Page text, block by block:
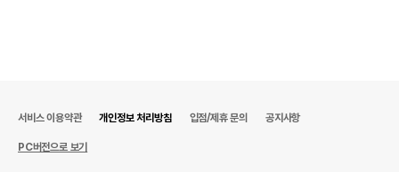
서비스 이용약관 개인정보 처리방침 입점/제휴 문의 공지사항
PC버전으로 보기